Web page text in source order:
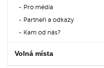
Pro média
Partneři a odkazy
Kam od nás?
Volná místa